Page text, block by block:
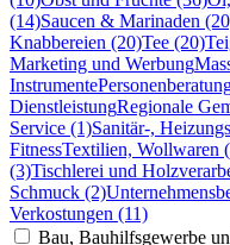
(14)Saucen & Marinaden
Knabbereien (20)Tee (20)
Marketing und Werbung
Instrumente
DienstleistungRegionale
Service (1)Sanitär-,
FitnessTextilien, Wollwaren
(3)Tischlerei und
Schmuck (2)
Verkostungen (11)
Bau, Bauhilfsgewerbe